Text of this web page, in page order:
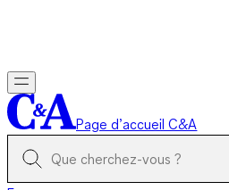
Page d’accueil C&A